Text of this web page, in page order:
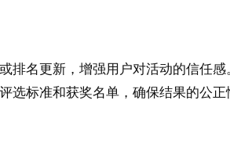
排名更新，增强用户对活动的信任感。
选标准和获奖名单，确保结果的公正